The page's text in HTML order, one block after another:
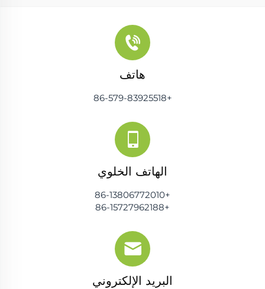
هاتف
+86-579-83925518
الهاتف الخلوي
+86-13806772010
+86-15727962188
البريد الإلكتروني